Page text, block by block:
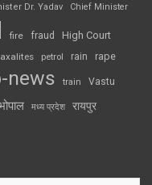
Dr. Yadav Chief Minister
fire fraud High Court
petrol rain rape
news train Vastu
मध्य प्रदेश रायपुर